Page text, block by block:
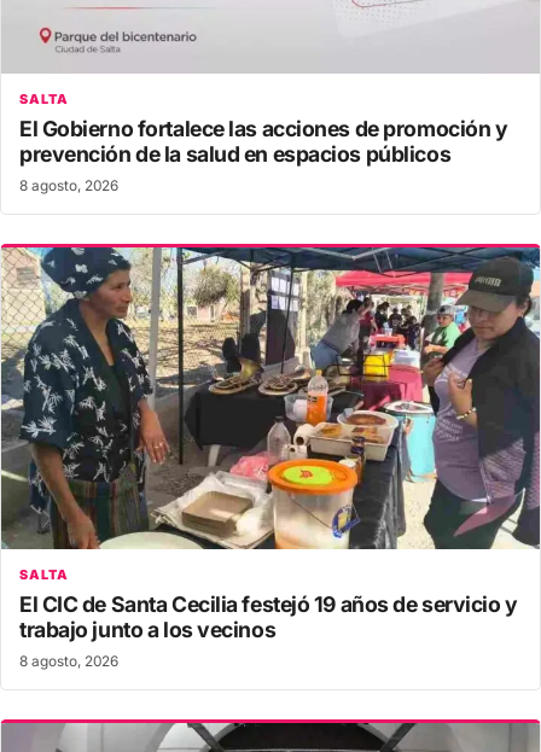
SALTA
El Gobierno fortalece las acciones de promoción y
prevención de la salud en espacios públicos
8 agosto, 2026
SALTA
El CIC de Santa Cecilia festejó 19 años de servicio y
trabajo junto a los vecinos
8 agosto, 2026